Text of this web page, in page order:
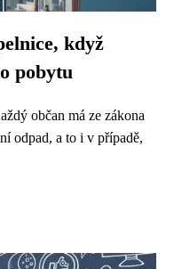
když
pobytu
občan má ze zákona
odpad, a to i v případě,